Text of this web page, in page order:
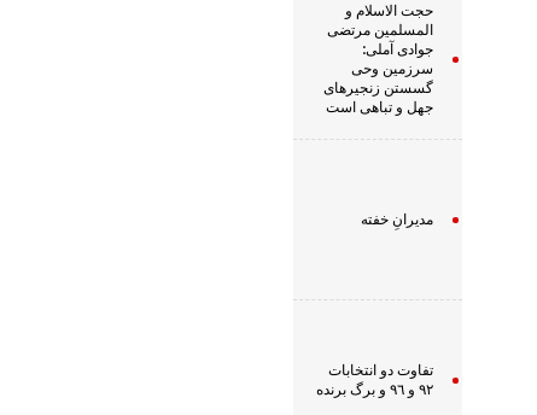
حجت الاسلام و
المسلمین مرتضی
جوادی آملی:
سرزمین وحى
گسستن زنجیرهاى
جهل و تباهى است
مدیرانِ خفته
تفاوت دو انتخابات
٩٢ و ٩٦ و برگ برنده